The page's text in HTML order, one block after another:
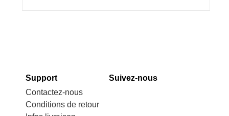
Support
Contactez-nous
Conditions de retour
Suivez-nous